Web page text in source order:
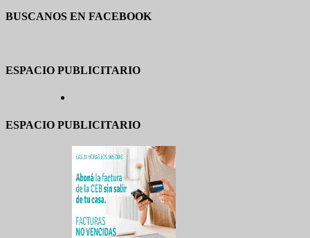
BUSCANOS EN FACEBOOK
ESPACIO PUBLICITARIO
ESPACIO PUBLICITARIO